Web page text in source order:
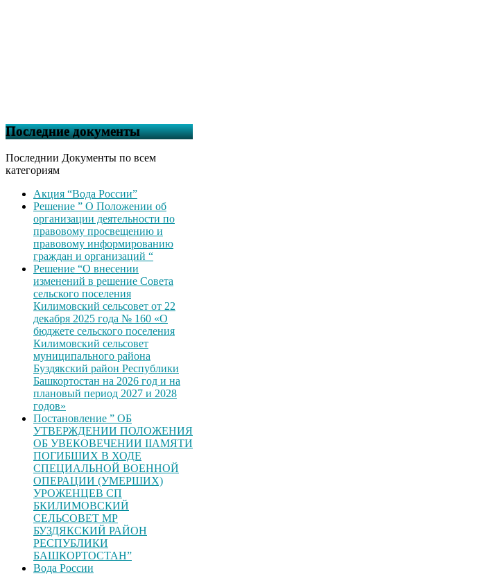
Последние документы
Последнии Документы по всем
категориям
Акция “Вода России”
Решение ” О Положении об
организации деятельности по
правовому просвещению и
правовому информированию
граждан и организаций “
Решение “О внесении
изменений в решение Совета
сельского поселения
Килимовский сельсовет от 22
декабря 2025 года № 160 «О
бюджете сельского поселения
Килимовский сельсовет
муниципального района
Буздякский район Республики
Башкортостан на 2026 год и на
плановый период 2027 и 2028
годов»
Постановление ” ОБ
УТВЕРЖДЕНИИ ПОЛОЖЕНИЯ
ОБ УВЕКОВЕЧЕНИИ ІІАМЯТИ
ПОГИБШИХ В ХОДЕ
СПЕЦИАЛЬНОЙ ВОЕННОЙ
ОПЕРАЦИИ (УМЕРШИХ)
УРОЖЕНЦЕВ CП
БКИЛИМОВСКИЙ
СЕЛЬСОВЕТ МР
БУЗДЯКСКИЙ РАЙОН
РЕСПУБЛИКИ
БАШКОРТОСТАН”
Вода России